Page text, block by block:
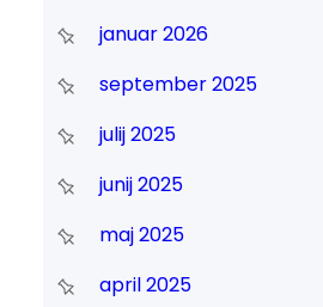
januar 2026
september 2025
julij 2025
junij 2025
maj 2025
april 2025